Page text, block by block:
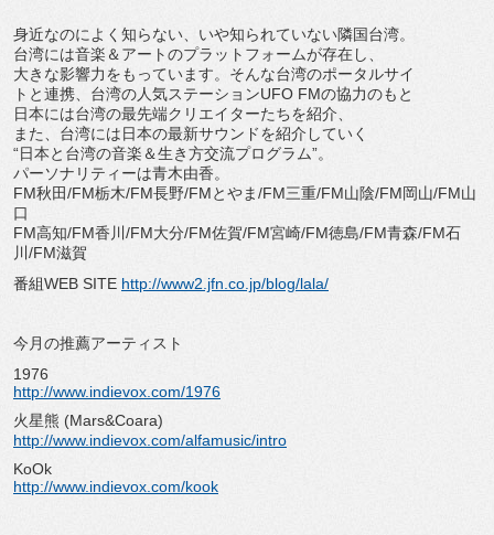
身近なのによく知らない、いや知られていない隣国台湾。
台湾には音楽＆アートのプラットフォームが存在し、
大きな影響力をもっています。そんな台湾のポータルサイ
トと連携、台湾の人気ステーションUFO FMの協力のもと
日本には台湾の最先端クリエイターたちを紹介、
また、台湾には日本の最新サウンドを紹介していく
“日本と台湾の音楽＆生き方交流プログラム”。
パーソナリティーは青木由香。
FM秋田/FM栃木/FM長野/FMとやま/FM三重/FM山陰/FM岡山/FM山
口
FM高知/FM香川/FM大分/FM佐賀/FM宮崎/FM徳島/FM青森/FM石
川/FM滋賀
番組WEB SITE http://www2.jfn.co.jp/blog/lala/
今月の推薦アーティスト
1976
http://www.indievox.com/1976
火星熊 (Mars&Coara)
http://www.indievox.com/alfamusic/intro
KoOk
http://www.indievox.com/kook